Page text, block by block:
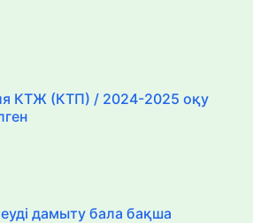
КТЖ (КТП) / 2024-2025 оқу
дамыту бала бақша